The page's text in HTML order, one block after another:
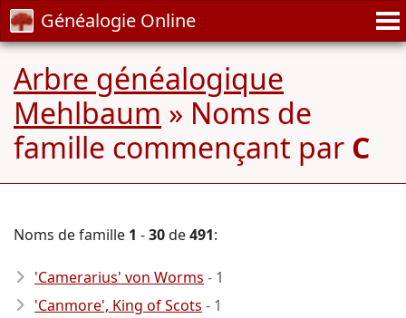
Généalogie Online
Arbre généalogique
Mehlbaum » Noms de
famille commençant par C
Noms de famille 1 -30de491:
'Camerarius' von Worms - 1
'Canmore', King of Scots - 1